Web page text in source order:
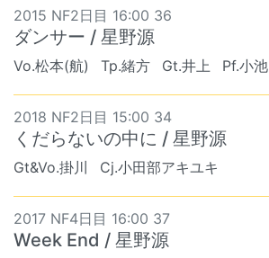
2015 NF2日目 16:00 36
ダンサー / 星野源
Vo.松本(航) Tp.緒方 Gt.井上 Pf.小池
2018 NF2日目 15:00 34
くだらないの中に / 星野源
Gt&Vo.掛川 Cj.小田部アキユキ
2017 NF4日目 16:00 37
Week End / 星野源